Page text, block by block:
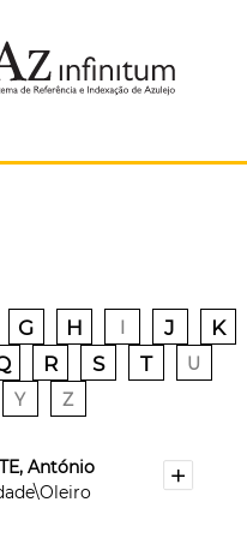
G H I J
K
R S T U
Y Z
António